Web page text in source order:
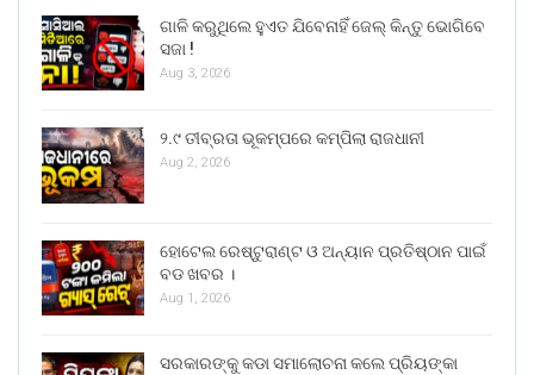
ଗାଳି କରୁଥିଲେ ହୁଏତ ଯିବେନାହିଁ ଜେଲ୍ କିନ୍ତୁ ଭୋଗିବେ
ସଜା !
Aug 3, 2026
୨.୯ ତୀବ୍ରତା ଭୂକମ୍ପରେ କମ୍ପିଲା ରାଜଧାନୀ
Aug 2, 2026
ହୋଟେଲ ରେଷ୍ଟୁରାଣ୍ଟ ଓ ଅନ୍ୟାନ ପ୍ରତିଷ୍ଠାନ ପାଇଁ
ବଡ ଖବର ।
Aug 1, 2026
ସରକାରଙ୍କୁ କଡା ସମାଲୋଚନା କଲେ ପ୍ରିୟଙ୍କା